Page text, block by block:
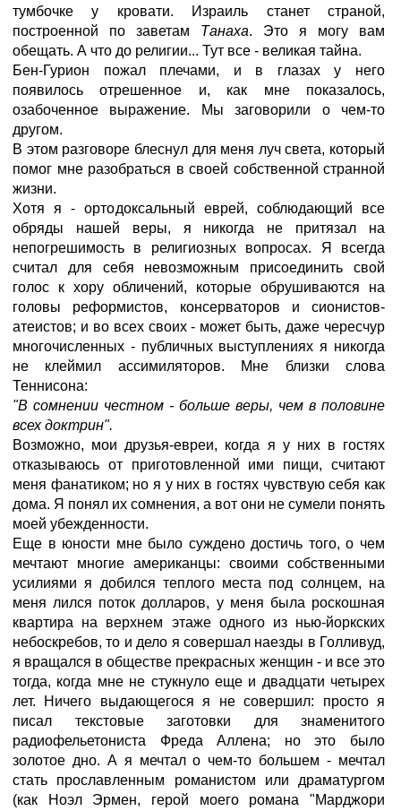
тумбочке у кровати. Израиль станет страной,
построенной по заветам Танаха. Это я могу вам
обещать. А что до религии... Тут все - великая тайна.
Бен-Гурион пожал плечами, и в глазах у него
появилось отрешенное и, как мне показалось,
озабоченное выражение. Мы заговорили о чем-то
другом.
В этом разговоре блеснул для меня луч света, который
помог мне разобраться в своей собственной странной
жизни.
Хотя я - ортодоксальный еврей, соблюдающий все
обряды нашей веры, я никогда не притязал на
непогрешимость в религиозных вопросах. Я всегда
считал для себя невозможным присоединить свой
голос к хору обличений, которые обрушиваются на
головы реформистов, консерваторов и сионистов-
атеистов; и во всех своих - может быть, даже чересчур
многочисленных - публичных выступлениях я никогда
не клеймил ассимиляторов. Мне близки слова
Теннисона:
"В сомнении честном - больше веры, чем в половине
всех доктрин".
Возможно, мои друзья-евреи, когда я у них в гостях
отказываюсь от приготовленной ими пищи, считают
меня фанатиком; но я у них в гостях чувствую себя как
дома. Я понял их сомнения, а вот они не сумели понять
моей убежденности.
Еще в юности мне было суждено достичь того, о чем
мечтают многие американцы: своими собственными
усилиями я добился теплого места под солнцем, на
меня лился поток долларов, у меня была роскошная
квартира на верхнем этаже одного из нью-йоркских
небоскребов, то и дело я совершал наезды в Голливуд,
я вращался в обществе прекрасных женщин - и все это
тогда, когда мне не стукнуло еще и двадцати четырех
лет. Ничего выдающегося я не совершил: просто я
писал текстовые заготовки для знаменитого
радиофельетониста Фреда Аллена; но это было
золотое дно. А я мечтал о чем-то большем - мечтал
стать прославленным романистом или драматургом
(как Ноэл Эрмен, герой моего романа "Марджори